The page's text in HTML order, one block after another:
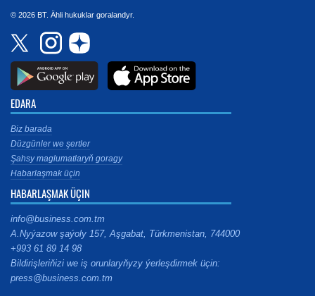
© 2026 BT. Ähli hukuklar goralandyr.
EDARA
Biz barada
Düzgünler we şertler
Şahsy maglumatlaryň goragy
Habarlaşmak üçin
HABARLAŞMAK ÜÇIN
info@business.com.tm
A.Nyýazow şaýoly 157, Aşgabat, Türkmenistan, 744000
+993 61 89 14 98
Bildirişleriňizi we iş orunlaryňyzy ýerleşdirmek üçin:
press@business.com.tm